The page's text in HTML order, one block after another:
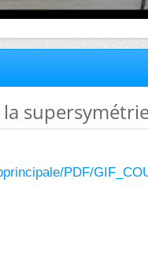
la
PDF/